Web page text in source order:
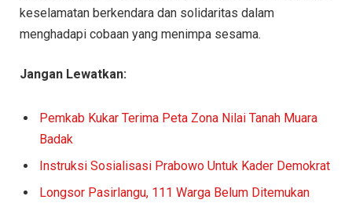
keselamatan berkendara dan solidaritas dalam
menghadapi cobaan yang menimpa sesama.
Jangan Lewatkan:
Pemkab Kukar Terima Peta Zona Nilai Tanah Muara
Badak
Instruksi Sosialisasi Prabowo Untuk Kader Demokrat
Longsor Pasirlangu, 111 Warga Belum Ditemukan